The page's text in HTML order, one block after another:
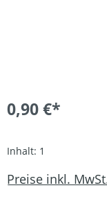
0,90 €*
Inhalt: 1
Preise inkl.